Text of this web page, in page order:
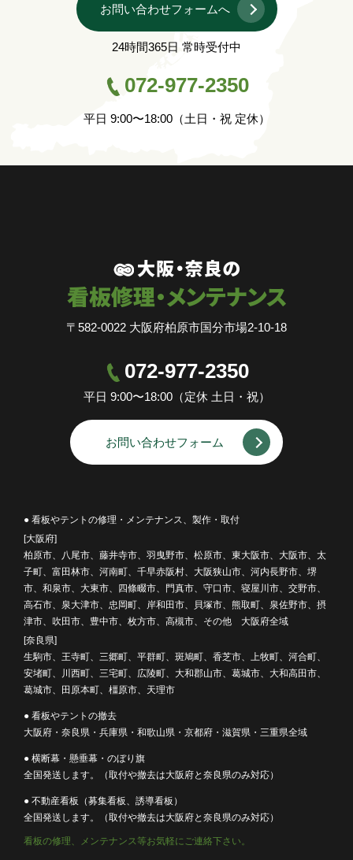
お問い合わせフォームへ
24時間365日 常時受付中
072-977-2350
平日 9:00〜18:00（土日・祝 定休）
〒582-0022 大阪府柏原市国分市場2-10-18
072-977-2350
平日 9:00〜18:00（定休 土日・祝）
お問い合わせフォーム
● 看板やテントの修理・メンテナンス、製作・取付
[大阪府]
柏原市、八尾市、藤井寺市、羽曳野市、松原市、東大阪市、大阪市、太
子町、富田林市、河南町、千早赤阪村、大阪狭山市、河内長野市、堺
市、和泉市、大東市、四條畷市、門真市、守口市、寝屋川市、交野市、
高石市、泉大津市、忠岡町、岸和田市、貝塚市、熊取町、泉佐野市、摂
津市、吹田市、豊中市、枚方市、高槻市、その他 大阪府全域
[奈良県]
生駒市、王寺町、三郷町、平群町、斑鳩町、香芝市、上牧町、河合町、
安堵町、川西町、三宅町、広陵町、大和郡山市、葛城市、大和高田市、
葛城市、田原本町、橿原市、天理市
● 看板やテントの撤去
大阪府・奈良県・兵庫県・和歌山県・京都府・滋賀県・三重県全域
● 横断幕・懸垂幕・のぼり旗
全国発送します。（取付や撤去は大阪府と奈良県のみ対応）
● 不動産看板（募集看板、誘導看板）
全国発送します。（取付や撤去は大阪府と奈良県のみ対応）
看板の修理、メンテナンス等お気軽にご連絡下さい。